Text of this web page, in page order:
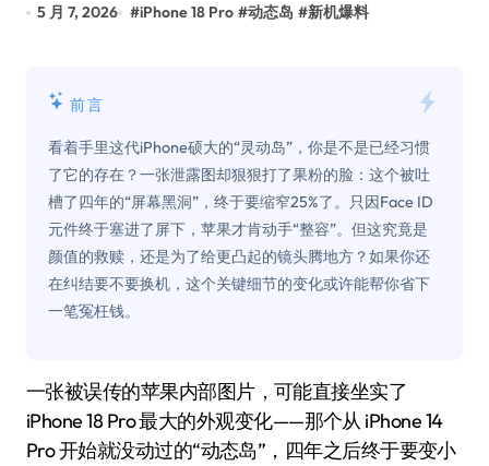
5 月 7, 2026 #iPhone 18 Pro #动态岛 #新机爆料
前言
看着手里这代iPhone硕大的“灵动岛”，你是不是已经习惯
了它的存在？一张泄露图却狠狠打了果粉的脸：这个被吐
槽了四年的“屏幕黑洞”，终于要缩窄25%了。只因Face ID
元件终于塞进了屏下，苹果才肯动手“整容”。但这究竟是
颜值的救赎，还是为了给更凸起的镜头腾地方？如果你还
在纠结要不要换机，这个关键细节的变化或许能帮你省下
一笔冤枉钱。
一张被误传的苹果内部图片，可能直接坐实了
iPhone 18 Pro 最大的外观变化——那个从 iPhone 14
Pro 开始就没动过的“动态岛”，四年之后终于要变小